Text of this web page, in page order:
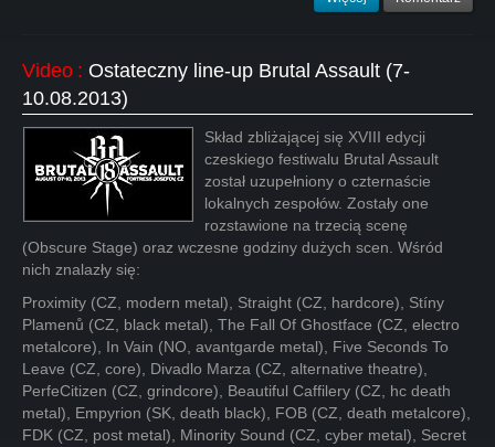
Video : Ostateczny line-up Brutal Assault (7-
10.08.2013)
Skład zbliżającej się XVIII edycji
czeskiego festiwalu Brutal Assault
został uzupełniony o czternaście
lokalnych zespołów. Zostały one
rozstawione na trzecią scenę
(Obscure Stage) oraz wczesne godziny dużych scen. Wśród
nich znalazły się:
Proximity (CZ, modern metal), Straight (CZ, hardcore), Stíny
Plamenů (CZ, black metal), The Fall Of Ghostface (CZ, electro
metalcore), In Vain (NO, avantgarde metal), Five Seconds To
Leave (CZ, core), Divadlo Marza (CZ, alternative theatre),
PerfeCitizen (CZ, grindcore), Beautiful Caffilery (CZ, hc death
metal), Empyrion (SK, death black), FOB (CZ, death metalcore),
FDK (CZ, post metal), Minority Sound (CZ, cyber metal), Secret